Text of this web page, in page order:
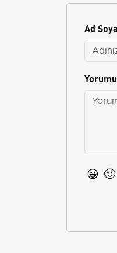
Ad
😀 🙂